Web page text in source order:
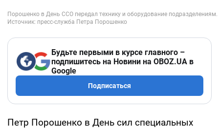
Будьте первыми в курсе главного –
подпишитесь на Новини на OBOZ.UA в
Google
Подписаться
Петр Порошенко в День сил специальных